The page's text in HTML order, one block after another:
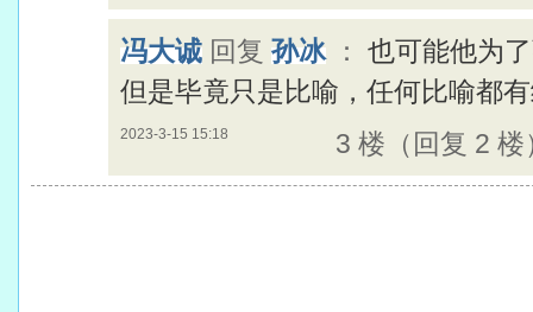
冯大诚 回复 孙冰 ： 也可能他为
但是毕竟只是比喻，任何比喻都
2023-3-15 15:18 3 楼（回复 2 楼